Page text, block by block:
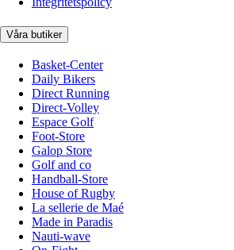
Våra butiker
Basket-Center
Daily Bikers
Direct Running
Direct-Volley
Espace Golf
Foot-Store
Galop Store
Golf and co
Handball-Store
House of Rugby
La sellerie de Maé
Made in Paradis
Nauti-wave